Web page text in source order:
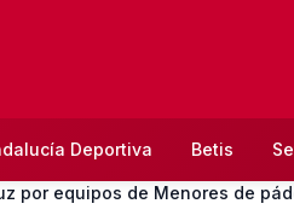
Deportiva Betis
por equipos de Menores de